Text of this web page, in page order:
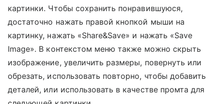
картинки. Чтобы сохранить понравившуюся,
достаточно нажать правой кнопкой мыши на
картинку, нажать «Share&Save» и нажать «Save
Image». В контекстом меню также можно скрыть
изображение, увеличить размеры, повернуть или
обрезать, использовать повторно, чтобы добавить
деталей, или использовать в качестве промта для